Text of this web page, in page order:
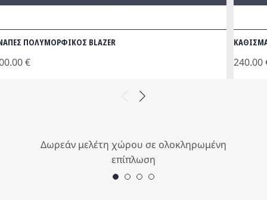
Previous
ΠΟΛΥΜΟΡΦΙΚΟΣ BLAZER
€
ΚΑΘΙΣΜΑ
240.00
Next
Δωρεάν μελέτη χώρου σε ολοκληρωμένη
επίπλωση